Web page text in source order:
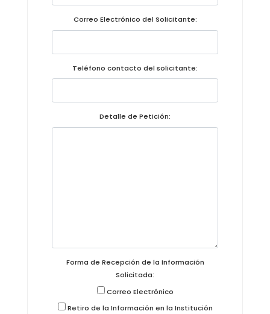
PRESUPUESTO: EJECUCIÓN Y REPORTES
Cédulas presupuestarias y balances
Procesos de contratación
Ejecución Presupuestaria
Correo Electrónico del Solicitante:
Teléfono contacto del solicitante:
Detalle de Petición:
Forma de Recepción de la Información
Solicitada:
Correo Electrónico
Retiro de la Información en la Institución